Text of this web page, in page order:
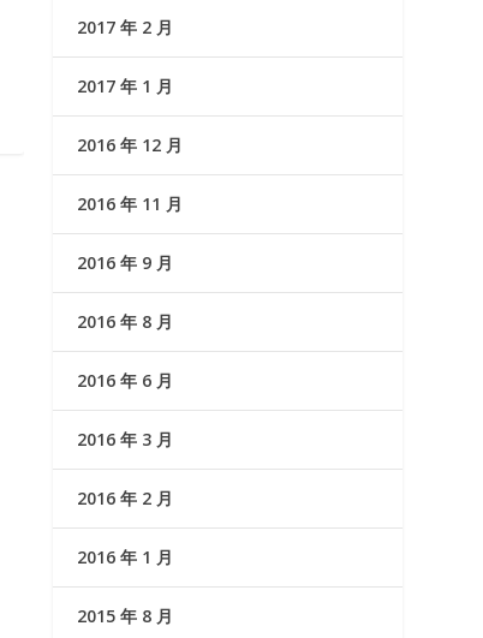
2017 年 2 月
2017 年 1 月
2016 年 12 月
2016 年 11 月
2016 年 9 月
2016 年 8 月
2016 年 6 月
2016 年 3 月
2016 年 2 月
2016 年 1 月
2015 年 8 月